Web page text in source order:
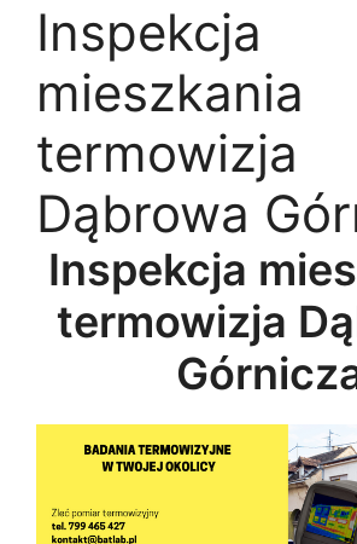
Inspekcja
mieszkania
termowizja
Dąbrowa
Inspekcja
termowizja